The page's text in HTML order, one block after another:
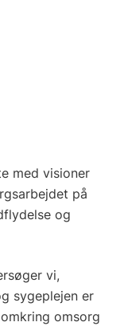
med visioner
på
og
vi,
sygeplejen er
omsorg